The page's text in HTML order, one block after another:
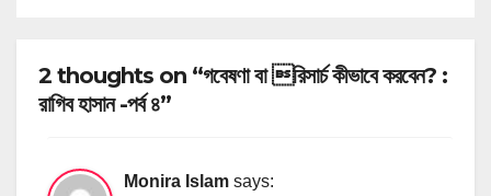
2 thoughts on “গবেষণা বা রিসার্চ কীভাবে করবেন? :
রাগিব হাসান -পর্ব ৪”
Monira Islam says: